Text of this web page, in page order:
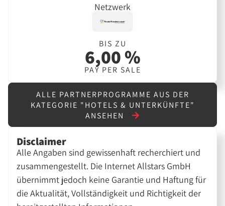
Netzwerk
BIS ZU
6,00 %
PAY PER SALE
ALLE PARTNERPROGRAMME AUS DER
KATEGORIE "HOTELS & UNTERKÜNFTE"
ANSEHEN
Disclaimer
Alle Angaben sind gewissenhaft recherchiert und
zusammengestellt. Die Internet Allstars GmbH
übernimmt jedoch keine Garantie und Haftung für
die Aktualität, Vollständigkeit und Richtigkeit der